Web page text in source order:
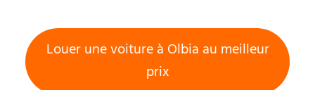
Louer une voiture à Olbia au meilleur
prix